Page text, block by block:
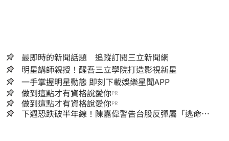
最即時的新聞話題 追蹤訂閱三立新聞網
明星講師親授！醒吾三立學院打造影視新星
一手掌握明星動態 即刻下載娛樂星聞APP
做到這點才有資格說愛你PR
做到這點才有資格說愛你PR
下週恐跌破半年線！陳嘉偉警告台股反彈屬「逃命